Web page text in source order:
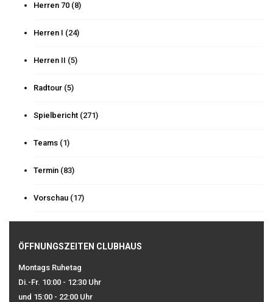
Herren 70 (8)
Herren I (24)
Herren II (5)
Radtour (5)
Spielbericht (271)
Teams (1)
Termin (83)
Vorschau (17)
ÖFFNUNGSZEITEN CLUBHAUS
Montags Ruhetag
Di.-Fr. 10:00 - 12:30 Uhr
und 15:00 - 22:00 Uhr